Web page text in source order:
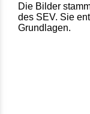
Die Bilder
des SEV. Sie
Grundlagen.